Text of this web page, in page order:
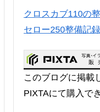
クロスカブ110の
セロー250整備記
このブログに掲載
PIXTAにて購入で